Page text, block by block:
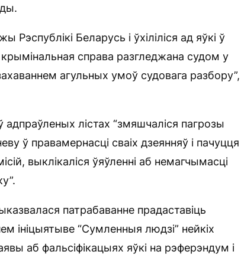
Рэспублікі Беларусь і ўхіліліся ад яўкі ў
справа разгледжана судом у
агульных умоў судовага разбору”,
лістах “змяшчаліся пагрозы
ў правамернасці сваіх дзеянняў і пачуцця
выклікаліся ўяўленні аб немагчымасці
патрабаванне прадаставіць
ініцыятыве “Сумленныя людзі” нейкіх
аб фальсіфікацыях яўкі на рэферэндум і